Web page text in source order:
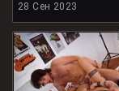
28 Сен 2023